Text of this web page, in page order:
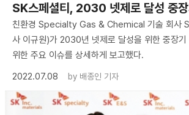
SK스페셜티, 2030 넷제로 달성 중장
친환경 Specialty Gas & Chemical 기술 회사
사 이규원)가 2030년 넷제로 달성을 위한 중장기
위한 주요 이슈를 상세하게 보고했다.
2022.07.08
by 배종인 기자